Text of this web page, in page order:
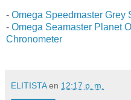
- Omega Speedmaster Grey
- Omega Seamaster Planet
Chronometer
ELITISTA en 12:17 p. m.